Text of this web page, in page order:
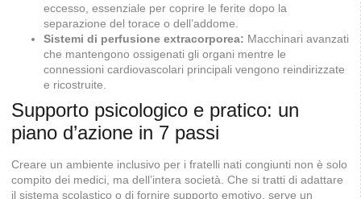
eccesso, essenziale per coprire le ferite dopo la
separazione del torace o dell’addome.
Sistemi di perfusione extracorporea: Macchinari avanzati
che mantengono ossigenati gli organi mentre le
connessioni cardiovascolari principali vengono reindirizzate
e ricostruite.
Supporto psicologico e pratico: un
piano d’azione in 7 passi
Creare un ambiente inclusivo per i fratelli nati congiunti non è solo
compito dei medici, ma dell’intera società. Che si tratti di adattare
il sistema scolastico o di fornire supporto emotivo, serve un